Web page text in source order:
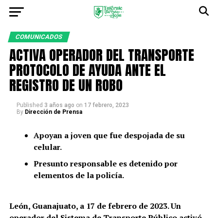
COMUNICADOS
ACTIVA OPERADOR DEL TRANSPORTE
PROTOCOLO DE AYUDA ANTE EL
REGISTRO DE UN ROBO
Published 3 años ago on 17 febrero, 2023
By Dirección de Prensa
Apoyan a joven que fue despojada de su
celular.
Presunto responsable es detenido por
elementos de la policía.
León, Guanajuato, a 17 de febrero de 2023.Un